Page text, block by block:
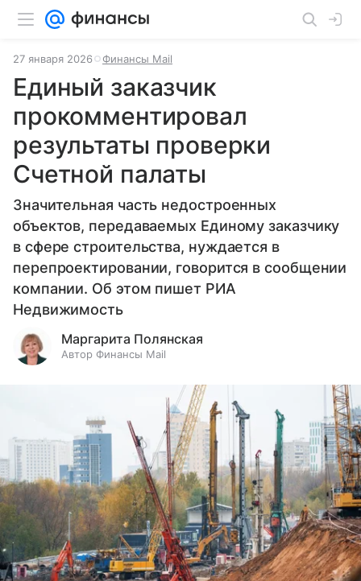
27 января 2026 Финансы Mail
Единый заказчик
прокомментировал
результаты проверки
Счетной палаты
Значительная часть недостроенных
объектов, передаваемых Единому заказчику
в сфере строительства, нуждается в
перепроектировании, говорится в сообщении
компании. Об этом пишет РИА
Недвижимость
Маргарита Полянская
Автор Финансы Mail